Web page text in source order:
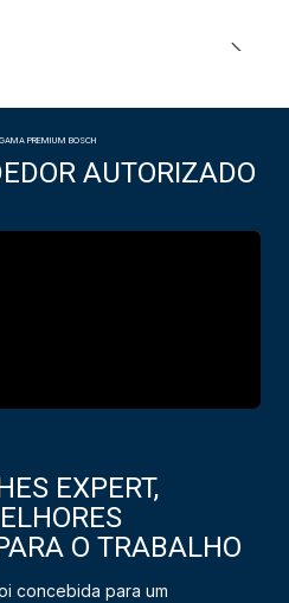
PREMIUM BOSCH
AUTORIZADO
EXPERT,
O TRABALHO
concebida para um